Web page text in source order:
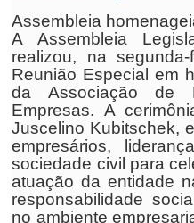
Assembleia
A Assembleia
realizou, na
Reunião Especial em
da Associação de
Empresas. A
Juscelino Kubitschek,
empresários,
sociedade civil para
atuação da entidade
responsabilidade
no ambiente